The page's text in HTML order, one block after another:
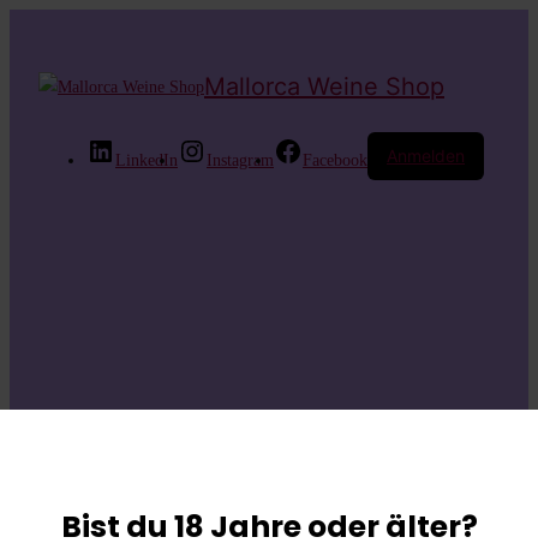
Bist du 18 Jahre oder älter?
Mallorca Weine Shop
LinkedIn Instagram Facebook Anmelden
die